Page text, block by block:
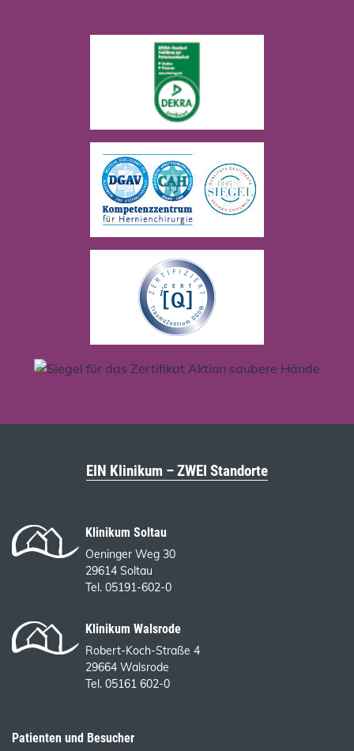
EIN Klinikum – ZWEI Standorte
Klinikum Soltau
Oeninger Weg 30
29614 Soltau
Tel. 05191-602-0
Klinikum Walsrode
Robert-Koch-Straße 4
29664 Walsrode
Tel. 05161 602-0
Patienten und Besucher